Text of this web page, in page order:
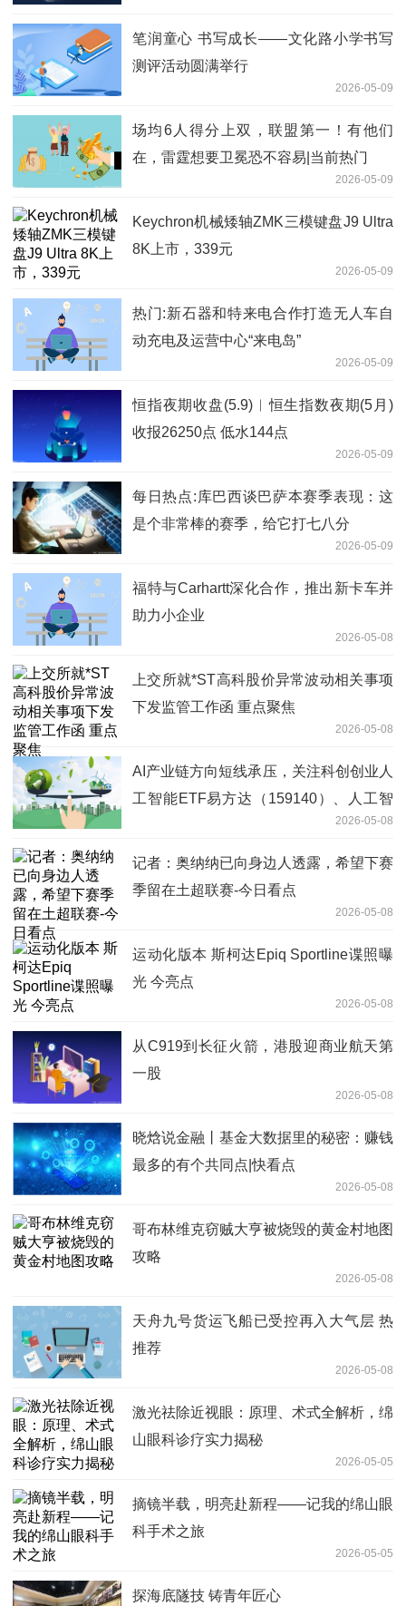
笔润童心 书写成长——文化路小学书写
测评活动圆满举行
2026-05-09
场均6人得分上双，联盟第一！有他们
在，雷霆想要卫冕恐不容易|当前热门
2026-05-09
Keychron机械矮轴ZMK三模键盘J9 Ultra
8K上市，339元
2026-05-09
热门:新石器和特来电合作打造无人车自
动充电及运营中心“来电岛”
2026-05-09
恒指夜期收盘(5.9)︱恒生指数夜期(5月)
收报26250点 低水144点
2026-05-09
每日热点:库巴西谈巴萨本赛季表现：这
是个非常棒的赛季，给它打七八分
2026-05-09
福特与Carhartt深化合作，推出新卡车并
助力小企业
2026-05-08
上交所就*ST高科股价异常波动相关事项
下发监管工作函 重点聚焦
2026-05-08
AI产业链方向短线承压，关注科创创业人
工智能ETF易方达（159140）、人工智
能ETF易方达（159819）投资机会-今日
看点
2026-05-08
记者：奥纳纳已向身边人透露，希望下赛
季留在土超联赛-今日看点
2026-05-08
运动化版本 斯柯达Epiq Sportline谍照曝
光 今亮点
2026-05-08
从C919到长征火箭，港股迎商业航天第
一股
2026-05-08
晓焓说金融丨基金大数据里的秘密：赚钱
最多的有个共同点|快看点
2026-05-08
哥布林维克窃贼大亨被烧毁的黄金村地图
攻略
2026-05-08
天舟九号货运飞船已受控再入大气层 热
推荐
2026-05-08
激光祛除近视眼：原理、术式全解析，绵
山眼科诊疗实力揭秘
2026-05-05
摘镜半载，明亮赴新程——记我的绵山眼
科手术之旅
2026-05-05
探海底隧技 铸青年匠心